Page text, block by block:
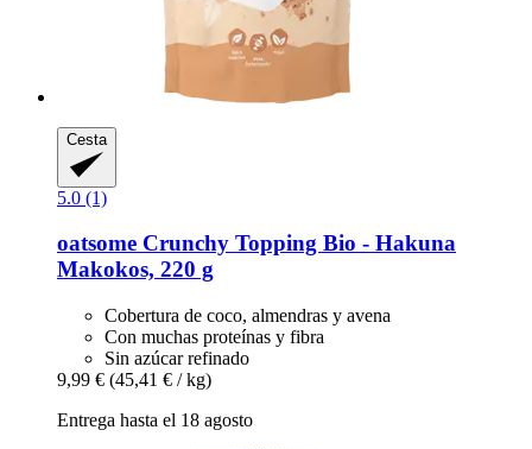
Cesta
5.0 (1)
oatsome Crunchy Topping Bio -​ Hakuna
Makokos, 220 g
Cobertura de coco, almendras y avena
Con muchas proteínas y fibra
Sin azúcar refinado
9,99 € (45,41 € / kg)
Entrega hasta el 18 agosto